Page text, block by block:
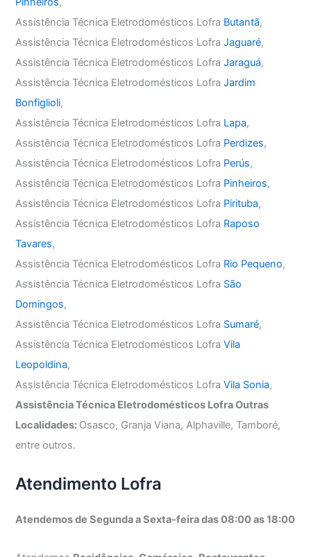
Assistência Técnica Eletrodomésticos Lofra Butantã,
Assistência Técnica Eletrodomésticos LofraJaguaré,
Assistência Técnica Eletrodomésticos LofraJaraguá,
Assistência Técnica Eletrodomésticos LofraJardim
Bonfiglioli,
Assistência Técnica Eletrodomésticos Lofra Lapa,
Assistência Técnica Eletrodomésticos Lofra Perdizes,
Assistência Técnica Eletrodomésticos Lofra Perús,
Assistência Técnica Eletrodomésticos Lofra Pinheiros,
Assistência Técnica Eletrodomésticos Lofra Pirituba,
Assistência Técnica Eletrodomésticos Lofra Raposo
Tavares,
Assistência Técnica Eletrodomésticos Lofra Rio Pequeno,
Assistência Técnica Eletrodomésticos Lofra São
Domingos,
Assistência Técnica Eletrodomésticos Lofra Sumaré,
Assistência Técnica Eletrodomésticos LofraVila
Leopoldina,
Assistência Técnica Eletrodomésticos LofraVila Sonia,
Assistência Técnica Eletrodomésticos Lofra Outras
Localidades: Osasco, Granja Viana, Alphaville, Tamboré,
entre outros.
Atendimento Lofra
Atendemos de Segunda a Sexta-feira das 08:00 as 18:00